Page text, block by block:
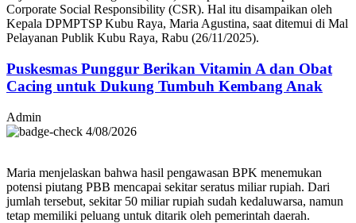
Corporate Social Responsibility (CSR). Hal itu disampaikan oleh
Kepala DPMPTSP Kubu Raya, Maria Agustina, saat ditemui di Mal
Pelayanan Publik Kubu Raya, Rabu (26/11/2025).
Puskesmas Punggur Berikan Vitamin A dan Obat
Cacing untuk Dukung Tumbuh Kembang Anak
Admin
4/08/2026
Maria menjelaskan bahwa hasil pengawasan BPK menemukan
potensi piutang PBB mencapai sekitar seratus miliar rupiah. Dari
jumlah tersebut, sekitar 50 miliar rupiah sudah kedaluwarsa, namun
tetap memiliki peluang untuk ditarik oleh pemerintah daerah.